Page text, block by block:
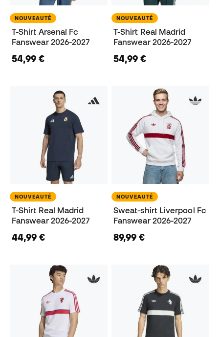
NOUVEAUTÉ
T-Shirt Arsenal Fc
Fanswear 2026-2027
54,99 €
NOUVEAUTÉ
T-Shirt Real Madrid
Fanswear 2026-2027
54,99 €
NOUVEAUTÉ
T-Shirt Real Madrid
Fanswear 2026-2027
44,99 €
NOUVEAUTÉ
Sweat-shirt Liverpool Fc
Fanswear 2026-2027
89,99 €